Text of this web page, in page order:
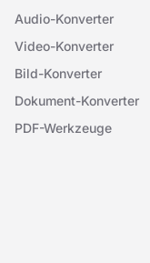
Audio-Konverter
Video-Konverter
Bild-Konverter
Dokument-Konverter
PDF-Werkzeuge